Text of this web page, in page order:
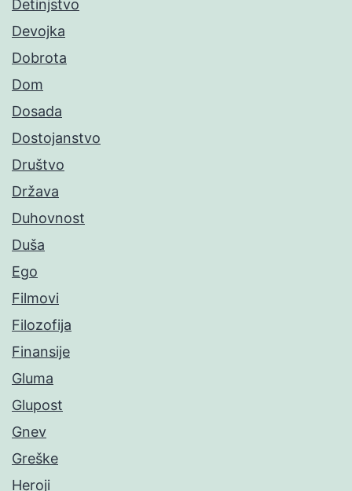
Detinjstvo
Devojka
Dobrota
Dom
Dosada
Dostojanstvo
Društvo
Država
Duhovnost
Duša
Ego
Filmovi
Filozofija
Finansije
Gluma
Glupost
Gnev
Greške
Heroji